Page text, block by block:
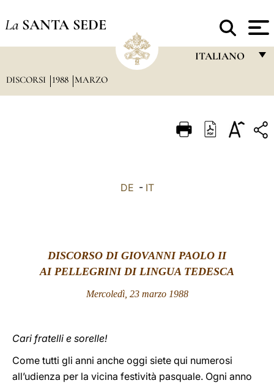
La SANTA SEDE
ITALIANO
ITALIANO
中文
DISCORSI 1988 MARZO
DE - IT
DISCORSO DI GIOVANNI PAOLO II
AI PELLEGRINI DI LINGUA TEDESCA
Mercoledì, 23 marzo 1988
Cari fratelli e sorelle!
Come tutti gli anni anche oggi siete qui numerosi
all’udienza per la vicina festività pasquale. Ogni anno